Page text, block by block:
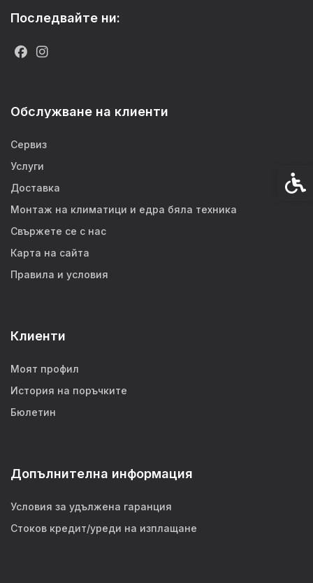
Последвайте ни:
Обслужване на клиенти
Сервиз
Услуги
Доставка
Монтаж на климатици и едра бяла техника
Свържете се с нас
Карта на сайта
Правила и условия
Клиенти
Моят профил
История на поръчките
Бюлетин
Допълнителна информация
Условия за удължена гаранция
Стоков кредит/уреди на изплащане